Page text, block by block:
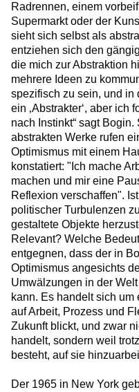
Radrennen, einem
Supermarkt oder der
sieht sich selbst als
entziehen sich den
die mich zur Abstraktion
mehrere Ideen zu
spezifisch zu sein, und in
ein ‚Abstrakter‘, aber ich
nach Instinkt“ sagt
abstrakten Werke rufen
Optimismus mit einem
konstatiert: "Ich mache
machen und mir eine
Reflexion verschaffen".
politischer Turbulenzen
gestaltete Objekte
Relevant? Welche
entgegnen, dass der in
Optimismus angesichts
Umwälzungen in der
kann. Es handelt sich
auf Arbeit, Prozess und
Zukunft blickt, und zwar
handelt, sondern weil
besteht, auf sie
Der 1965 in New York